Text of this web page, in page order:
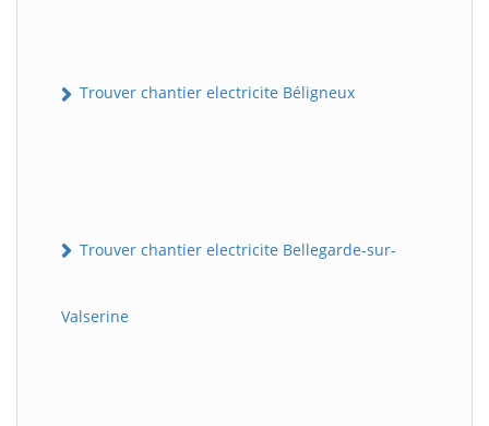
Trouver chantier electricite Béligneux
Trouver chantier electricite Bellegarde-sur-
Valserine